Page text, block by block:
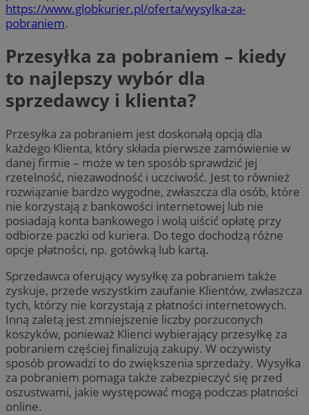
https://www.globkurier.pl/oferta/wysylka-za-
pobraniem.
Przesyłka za pobraniem – kiedy
to najlepszy wybór dla
sprzedawcy i klienta?
Przesyłka za pobraniem jest doskonałą opcją dla
każdego Klienta, który składa pierwsze zamówienie w
danej firmie – może w ten sposób sprawdzić jej
rzetelność, niezawodność i uczciwość. Jest to również
rozwiązanie bardzo wygodne, zwłaszcza dla osób, które
nie korzystają z bankowości internetowej lub nie
posiadają konta bankowego i wolą uiścić opłatę przy
odbiorze paczki od kuriera. Do tego dochodzą różne
opcje płatności, np. gotówką lub kartą.
Sprzedawca oferujący wysyłkę za pobraniem także
zyskuje, przede wszystkim zaufanie Klientów, zwłaszcza
tych, którzy nie korzystają z płatności internetowych.
Inną zaletą jest zmniejszenie liczby porzuconych
koszyków, ponieważ Klienci wybierający przesyłkę za
pobraniem częściej finalizują zakupy. W oczywisty
sposób prowadzi to do zwiększenia sprzedaży. Wysyłka
za pobraniem pomaga także zabezpieczyć się przed
oszustwami, jakie występować mogą podczas płatności
online.